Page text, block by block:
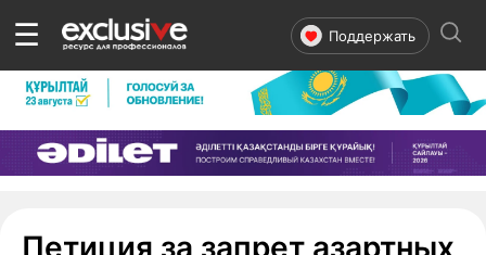
☰ Поддержать
Петиция за запрет азартных